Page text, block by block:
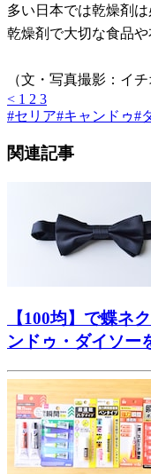
多い日本では乾燥剤
乾燥剤で大切な食品
（文・写真撮影：イチ
< 1 2 3
#セリア#キャンドゥ#
関連記事
【100均】で蝶ネ
ンドゥ・ダイソー